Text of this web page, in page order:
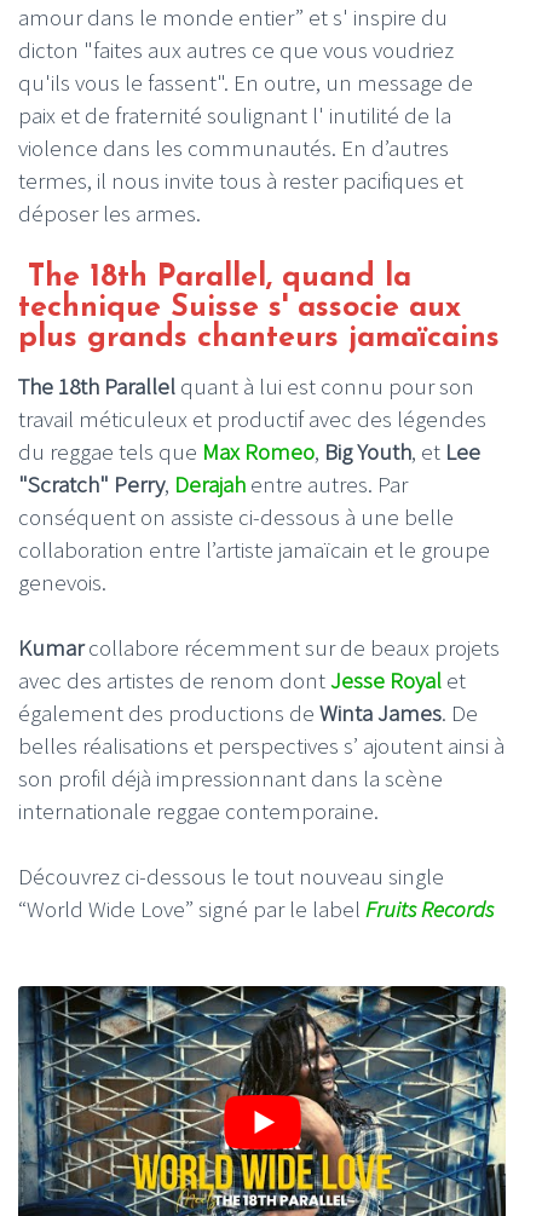
amour dans le monde entier” et s' inspire du
dicton "faites aux autres ce que vous voudriez
qu'ils vous le fassent". En outre, un message de
paix et de fraternité soulignant l' inutilité de la
violence dans les communautés. En d’autres
termes, il nous invite tous à rester pacifiques et
déposer les armes.
The 18th Parallel, quand la
technique Suisse s' associe aux
plus grands chanteurs jamaïcains
The 18th Parallel quant à lui est connu pour son
travail méticuleux et productif avec des légendes
du reggae tels que Max Romeo, Big Youth, et Lee
"Scratch" Perry, Derajah entre autres. Par
conséquent on assiste ci-dessous à une belle
collaboration entre l’artiste jamaïcain et le groupe
genevois.
Kumarcollabore récemment sur de beaux projets
avec des artistes de renom dontJesse Royal et
également des productions de Winta James. De
belles réalisations et perspectives s’ ajoutent ainsi à
son profil déjà impressionnant dans la scène
internationale reggae contemporaine.
Découvrez ci-dessous le tout nouveau single
“World Wide Love” signé par le label Fruits Records